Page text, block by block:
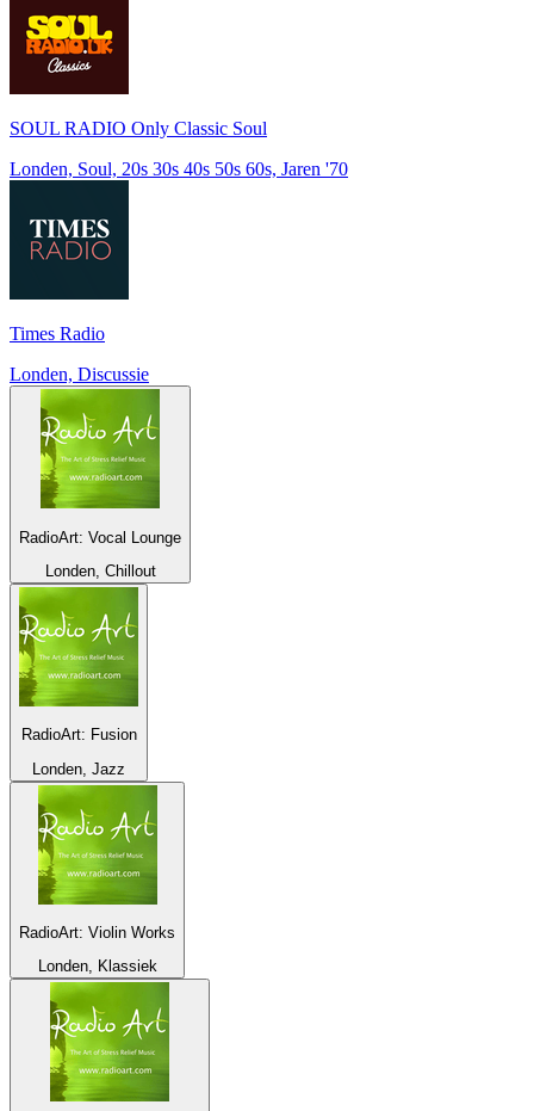
SOUL RADIO Only Classic Soul
Londen, Soul, 20s 30s 40s 50s 60s, Jaren '70
Times Radio
Londen, Discussie
RadioArt: Vocal Lounge
Londen, Chillout
RadioArt: Fusion
Londen, Jazz
RadioArt: Violin Works
Londen, Klassiek